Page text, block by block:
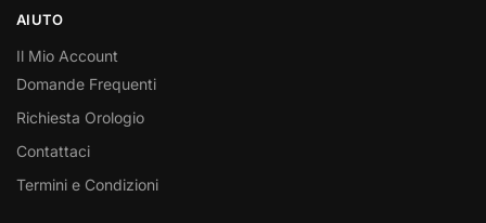
AIUTO
Il Mio Account
Domande Frequenti
Richiesta Orologio
Contattaci
Termini e Condizioni